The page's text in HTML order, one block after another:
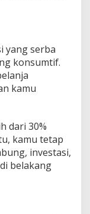
yang serba
konsumtif.
kamu
dari 30%
kamu tetap
investasi,
belakang